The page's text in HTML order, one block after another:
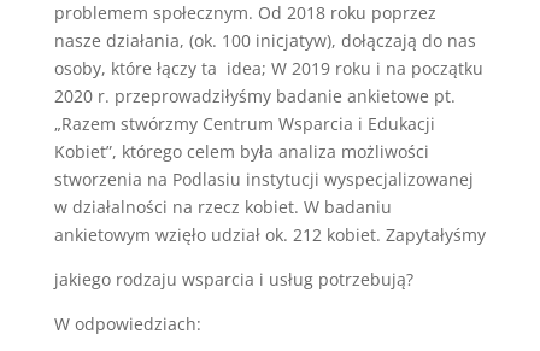
problemem społecznym. Od 2018 roku poprzez
nasze działania, (ok. 100 inicjatyw), dołączają do nas
osoby, które łączy ta idea; W 2019 roku i na początku
2020 r. przeprowadziłyśmy badanie ankietowe pt.
„Razem stwórzmy Centrum Wsparcia i Edukacji
Kobiet”, którego celem była analiza możliwości
stworzenia na Podlasiu instytucji wyspecjalizowanej
w działalności na rzecz kobiet. W badaniu
ankietowym wzięło udział ok. 212 kobiet. Zapytałyśmy
jakiego rodzaju wsparcia i usług potrzebują?
W odpowiedziach: